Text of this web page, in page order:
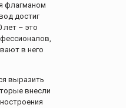
флагманом
достиг
лет – это
в него
выразить
внесли